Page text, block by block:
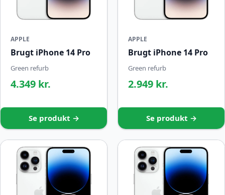
APPLE
Brugt iPhone 14 Pro
Green refurb
4.349 kr.
Se produkt →
APPLE
Brugt iPhone 14 Pro
Green refurb
2.949 kr.
Se produkt →